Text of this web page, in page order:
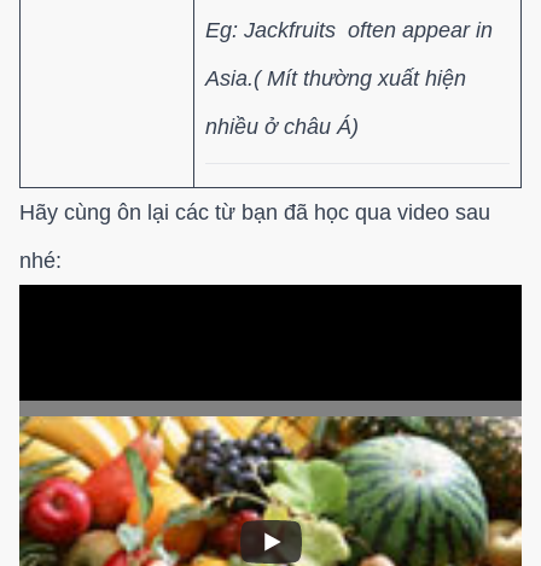
Eg: Jackfruits often appear in
Asia.( Mít thường xuất hiện
nhiều ở châu Á)
Hãy cùng ôn lại các từ bạn đã học qua video sau
nhé: